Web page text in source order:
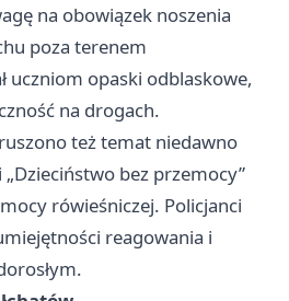
na obowiązek noszenia
poza terenem
uczniom opaski odblaskowe,
na drogach.
też temat niedawno
bez przemocy”
rówieśniczej. Policjanci
reagowania i